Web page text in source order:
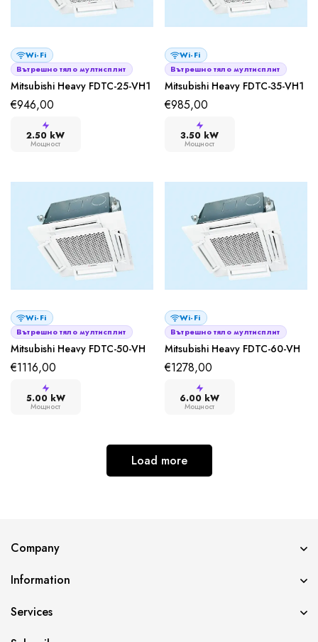
Wi-Fi
Вътрешно тяло мултисплит
Mitsubishi Heavy FDTC-25-VH1
€946,00
2.50 kW
Мощност
Wi-Fi
Вътрешно тяло мултисплит
Mitsubishi Heavy FDTC-35-VH1
€985,00
3.50 kW
Мощност
Wi-Fi
Вътрешно тяло мултисплит
Mitsubishi Heavy FDTC-50-VH
€1116,00
5.00 kW
Мощност
Wi-Fi
Вътрешно тяло мултисплит
Mitsubishi Heavy FDTC-60-VH
€1278,00
6.00 kW
Мощност
Load more
Company
Information
Services